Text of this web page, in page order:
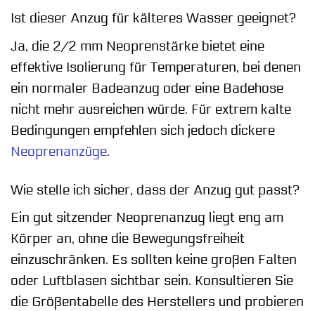
Ist dieser Anzug für kälteres Wasser geeignet?
Ja, die 2/2 mm Neoprenstärke bietet eine
effektive Isolierung für Temperaturen, bei denen
ein normaler Badeanzug oder eine Badehose
nicht mehr ausreichen würde. Für extrem kalte
Bedingungen empfehlen sich jedoch dickere
Neoprenanzüge.
Wie stelle ich sicher, dass der Anzug gut passt?
Ein gut sitzender Neoprenanzug liegt eng am
Körper an, ohne die Bewegungsfreiheit
einzuschränken. Es sollten keine großen Falten
oder Luftblasen sichtbar sein. Konsultieren Sie
die Größentabelle des Herstellers und probieren